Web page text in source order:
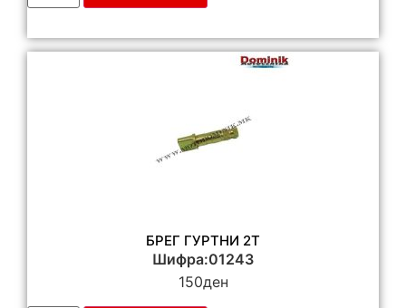
БРЕГ ГУРТНИ 2Т
Шифра:01243
150ден